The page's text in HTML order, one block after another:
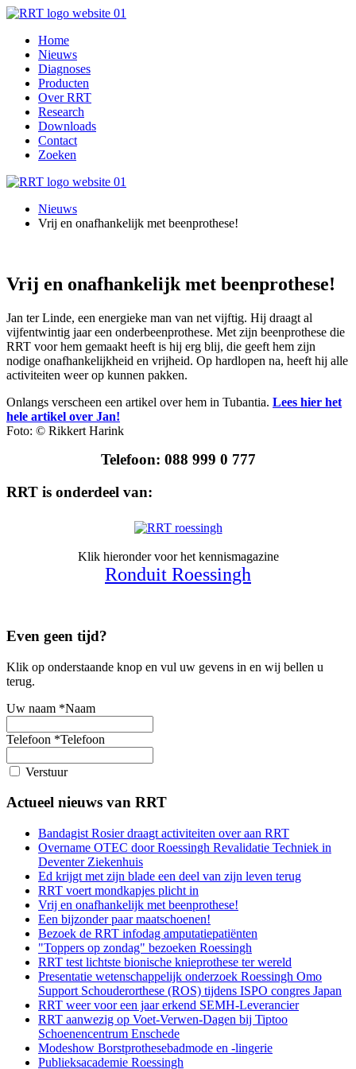
Home
Nieuws
Diagnoses
Producten
Over RRT
Research
Downloads
Contact
Zoeken
Nieuws
Vrij en onafhankelijk met beenprothese!
Vrij en onafhankelijk met beenprothese!
Jan ter Linde, een energieke man van net vijftig. Hij draagt al
vijfentwintig jaar een onderbeenprothese. Met zijn beenprothese die
RRT voor hem gemaakt heeft is hij erg blij, die geeft hem zijn
nodige onafhankelijkheid en vrijheid. Op hardlopen na, heeft hij alle
activiteiten weer op kunnen pakken.
Onlangs verscheen een artikel over hem in Tubantia. Lees hier het
hele artikel over Jan!
Foto: © Rikkert Harink
Telefoon: 088 999 0 777
RRT is onderdeel van:
Klik hieronder voor het kennismagazine
Ronduit Roessingh
Even geen tijd?
Klik op onderstaande knop en vul uw gevens in en wij bellen u
terug.
Uw naam *Naam
Telefoon *Telefoon
Verstuur
Actueel nieuws van RRT
Bandagist Rosier draagt activiteiten over aan RRT
Overname OTEC door Roessingh Revalidatie Techniek in
Deventer Ziekenhuis
Ed krijgt met zijn blade een deel van zijn leven terug
RRT voert mondkapjes plicht in
Vrij en onafhankelijk met beenprothese!
Een bijzonder paar maatschoenen!
Bezoek de RRT infodag amputatiepatiënten
"Toppers op zondag" bezoeken Roessingh
RRT test lichtste bionische knieprothese ter wereld
Presentatie wetenschappelijk onderzoek Roessingh Omo
Support Schouderorthese (ROS) tijdens ISPO congres Japan
RRT weer voor een jaar erkend SEMH-Leverancier
RRT aanwezig op Voet-Verwen-Dagen bij Tiptoo
Schoenencentrum Enschede
Modeshow Borstprothesebadmode en -lingerie
Publieksacademie Roessingh